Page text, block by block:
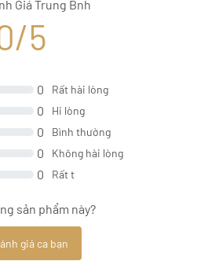
Giá Trung Bnh
5
0 Rất hài lòng
0 Hi lòng
0 Bình thường
0 Không hài lòng
0 Rất t
sản phẩm này?
giá ca bạn